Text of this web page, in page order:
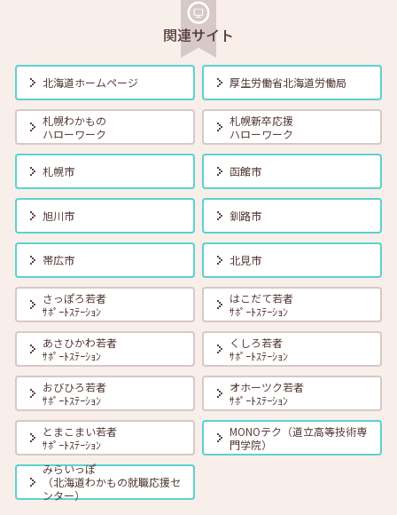
【帯広・対面】12月12日（金）就勝塾 志望動機と自己PRのポイント
2025年12月01日(月) セミナー 在職者 学生 求職者
【札幌・対面】12月12日（金）おさえておきたい 「面接の基本とマナ
ー」 14:00～15:00
2025年12月01日(月) 在職者 学生
【北見・対面】12月18日（木）就勝塾 職務経歴書の書き方を知ろう
13:30～14:30
2025年12月01日(月) 在職者 学生
【オンライン】12月18日（木）就職活動のススメ方 14:00～14:30
2025年12月01日(月) セミナー 在職者 学生 求職者
【オンライン】12月19日（金）ストレスとの付き合い方 14:00～14:45
2025年12月01日(月) 在職者 学生 求職者
【函館・対面】12月23日（火）就勝塾 タイプ別「対人ストレス」を減
らす方法 13:30～14:30
2025年12月01日(月) セミナー
関連サイト
北海道ホームページ 厚生労働省北海道労働局
札幌わかもの
ハローワーク
札幌新卒応援
ハローワーク
札幌市 函館市
旭川市 釧路市
帯広市 北見市
さっぽろ若者
ｻﾎﾟｰﾄｽﾃｰｼｮﾝ
はこだて若者
ｻﾎﾟｰﾄｽﾃｰｼｮﾝ
あさひかわ若者
ｻﾎﾟｰﾄｽﾃｰｼｮﾝ
くしろ若者
ｻﾎﾟｰﾄｽﾃｰｼｮﾝ
おびひろ若者
ｻﾎﾟｰﾄｽﾃｰｼｮﾝ
オホーツク若者
ｻﾎﾟｰﾄｽﾃｰｼｮﾝ
とまこまい若者
ｻﾎﾟｰﾄｽﾃｰｼｮﾝ
MONOテク（道立高等技術専
門学院）
みらいっぽ
（北海道わかもの就職応援セ
ンター）